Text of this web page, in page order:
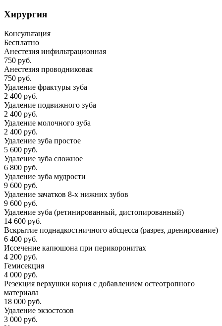
Хирургия
Консультация
Бесплатно
Анестезия инфильтрационная
750 руб.
Анестезия проводниковая
750 руб.
Удаление фрактуры зуба
2 400 руб.
Удаление подвижного зуба
2 400 руб.
Удаление молочного зуба
2 400 руб.
Удаление зуба простое
5 600 руб.
Удаление зуба сложное
6 800 руб.
Удаление зуба мудрости
9 600 руб.
Удаление зачатков 8-х нижних зубов
9 600 руб.
Удаление зуба (ретинированный, дистопированный)
14 600 руб.
Вскрытие поднадкостничного абсцесса (разрез, дренирование)
6 400 руб.
Иссечение капюшона при перикоронитах
4 200 руб.
Гемисекция
4 000 руб.
Резекция верхушки корня с добавлением остеотропного
материала
18 000 руб.
Удаление экзостозов
3 000 руб.